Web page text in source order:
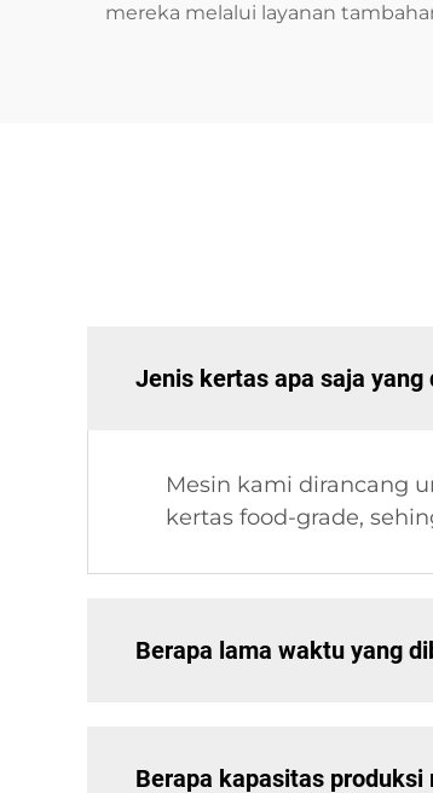
mereka melalui layanan
Jenis kertas apa saja yang
Mesin kami dirancang
kertas food-grade,
Berapa lama waktu yang
Berapa kapasitas produksi